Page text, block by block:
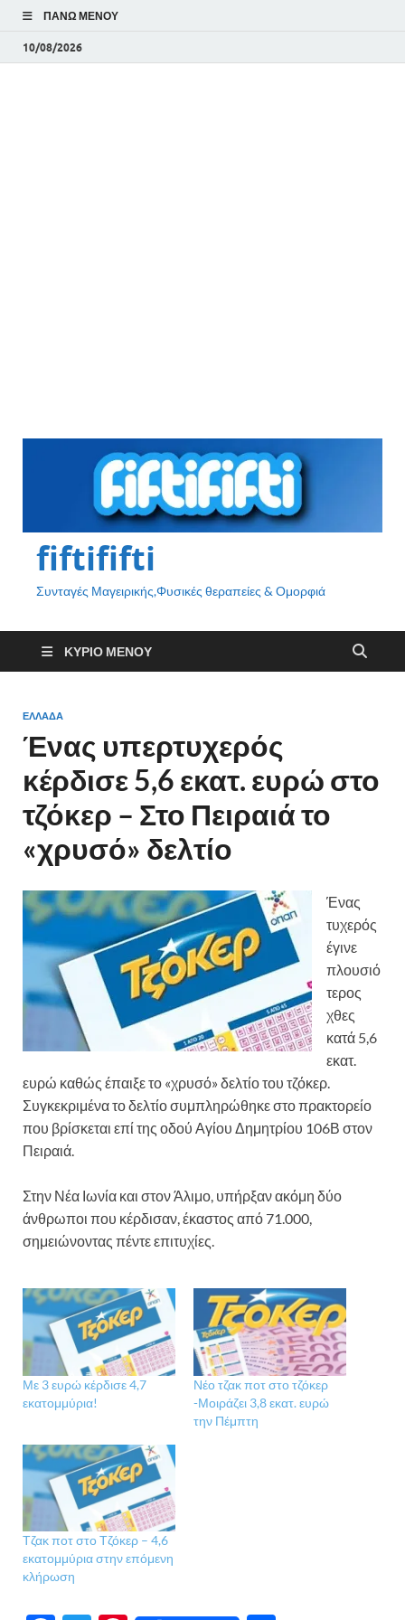
ΠΆΝΩ ΜΕΝΟΎ
10/08/2026
fiftififti
Συνταγές Μαγειρικής,Φυσικές θεραπείες & Ομορφιά
ΚΎΡΙΟ ΜΕΝΟΎ
ΕΛΛΑΔΑ
Ένας υπερτυχερός
κέρδισε 5,6 εκατ. ευρώ στο
τζόκερ – Στο Πειραιά το
«χρυσό» δελτίο
Ένας
τυχερός
έγινε
πλουσιό
τερος
χθες
κατά 5,6
εκατ.
ευρώ καθώς έπαιξε το «χρυσό» δελτίο του τζόκερ.
Συγκεκριμένα το δελτίο συμπληρώθηκε στο πρακτορείο
που βρίσκεται επί της οδού Αγίου Δημητρίου 106Β στον
Πειραιά.
Στην Νέα Ιωνία και στον Άλιμο, υπήρξαν ακόμη δύο
άνθρωποι που κέρδισαν, έκαστος από 71.000,
σημειώνοντας πέντε επιτυχίες.
Με 3 ευρώ κέρδισε 4,7
εκατομμύρια!
Νέο τζακ ποτ στο τζόκερ
-Μοιράζει 3,8 εκατ. ευρώ
την Πέμπτη
Τζακ ποτ στο Τζόκερ – 4,6
εκατομμύρια στην επόμενη
κλήρωση